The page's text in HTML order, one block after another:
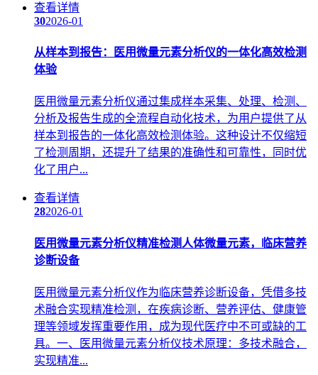
查看详情
302026-01
从样本到报告：医用微量元素分析仪的一体化高效检测
体验
医用微量元素分析仪通过集成样本采集、处理、检测、
分析及报告生成的全流程自动化技术，为用户提供了从
样本到报告的一体化高效检测体验。这种设计不仅缩短
了检测周期，还提升了结果的准确性和可靠性，同时优
化了用户...
查看详情
282026-01
医用微量元素分析仪精准检测人体微量元素，临床营养
诊断设备
医用微量元素分析仪作为临床营养诊断设备，凭借多技
术融合实现精准检测，在疾病诊断、营养评估、健康管
理等领域发挥重要作用，成为现代医疗中不可或缺的工
具。一、医用微量元素分析仪技术原理：多技术融合，
实现精准...